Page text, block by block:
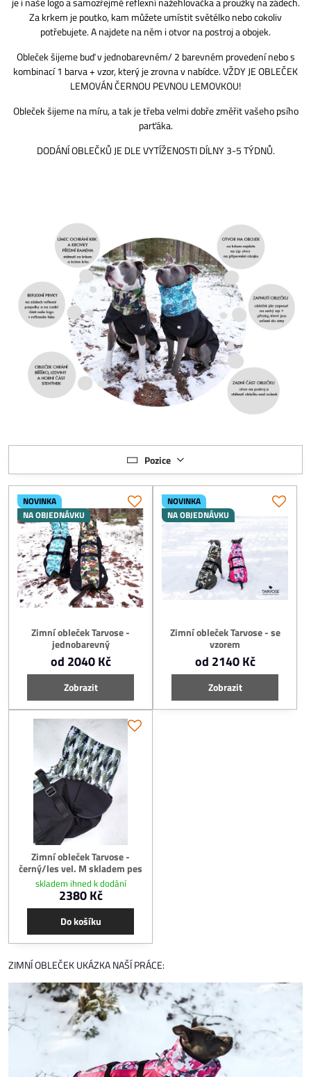
Za krkem je poutko, kam můžete umístit světélko nebo cokoliv
potřebujete. A najdete na něm i otvor na postroj a obojek.
Obleček šijeme buď v jednobarevném/ 2 barevném provedení nebo s
kombinací 1 barva + vzor, který je zrovna v nabídce. VŽDY JE OBLEČEK
LEMOVÁN ČERNOU PEVNOU LEMOVKOU!
Obleček šijeme na míru, a tak je třeba velmi dobře změřit vašeho psího
parťáka.
DODÁNÍ OBLEČKŮ JE DLE VYTÍŽENOSTI DÍLNY 3-5 TÝDNŮ.
Pozice
NOVINKA
NA OBJEDNÁVKU
Zimní obleček Tarvose -
jednobarevný
od 2040 Kč
Zobrazit
NOVINKA
NA OBJEDNÁVKU
Zimní obleček Tarvose - se
vzorem
od 2140 Kč
Zobrazit
Zimní obleček Tarvose -
černý/les vel. M skladem pes
skladem ihned k dodání
2380 Kč
Do košíku
ZIMNÍ OBLEČEK UKÁZKA NAŠÍ PRÁCE: